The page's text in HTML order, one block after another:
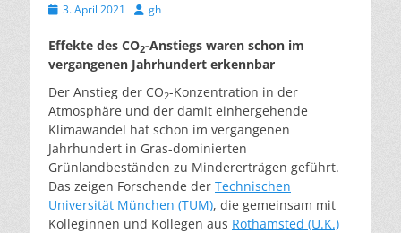
Veröffentlicht
3. April 2021 Autor
gh
Effekte des CO2-Anstiegs waren schon im
vergangenen Jahrhundert erkennbar
Der Anstieg der CO2-Konzentration in der
Atmosphäre und der damit einhergehende
Klimawandel hat schon im vergangenen
Jahrhundert in Gras-dominierten
Grünlandbeständen zu Mindererträgen geführt.
Das zeigen Forschende der Technischen
Universität München (TUM), die gemeinsam mit
Kolleginnen und Kollegen aus Rothamsted (U.K.)